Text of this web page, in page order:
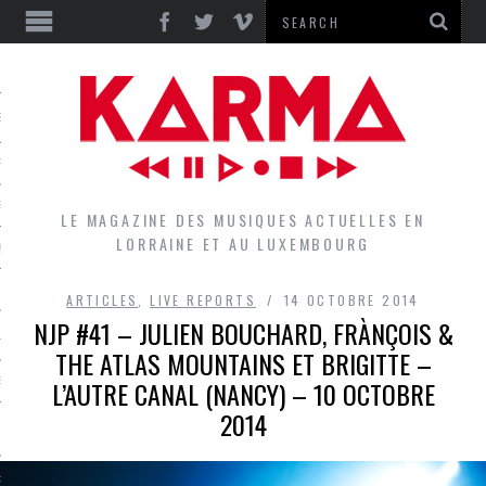
GROUPES DU LOCAL
LE MAGAZINE DES MUSIQUES ACTUELLES EN
LORRAINE ET AU LUXEMBOURG
ARTICLES ,LIVE REPORTS 14 OCTOBRE 2014
NJP #41 – JULIEN BOUCHARD, FRÀNÇOIS &
THE ATLAS MOUNTAINS ET BRIGITTE –
L’AUTRE CANAL (NANCY) – 10 OCTOBRE
2014